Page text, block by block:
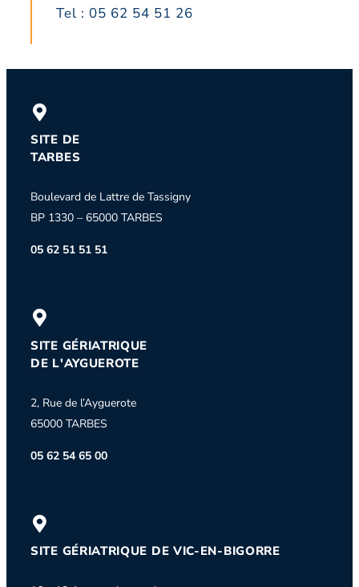
Tel : 05 62 54 51 26
SITE DE
TARBES
Boulevard de Lattre de Tassigny
BP 1330 – 65000 TARBES
05 62 51 51 51
SITE GÉRIATRIQUE
DE L'AYGUEROTE
2, Rue de l’Ayguerote
65000 TARBES
05 62 54 65 00
SITE GÉRIATRIQUE DE VIC-EN-BIGORRE